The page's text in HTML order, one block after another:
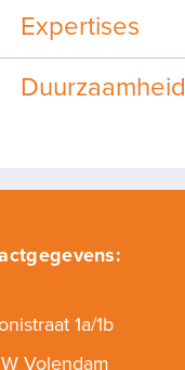
Portfolio
Over ons
Vacatures
Expertises
Duurzaamheid
1a/1b
Volendam